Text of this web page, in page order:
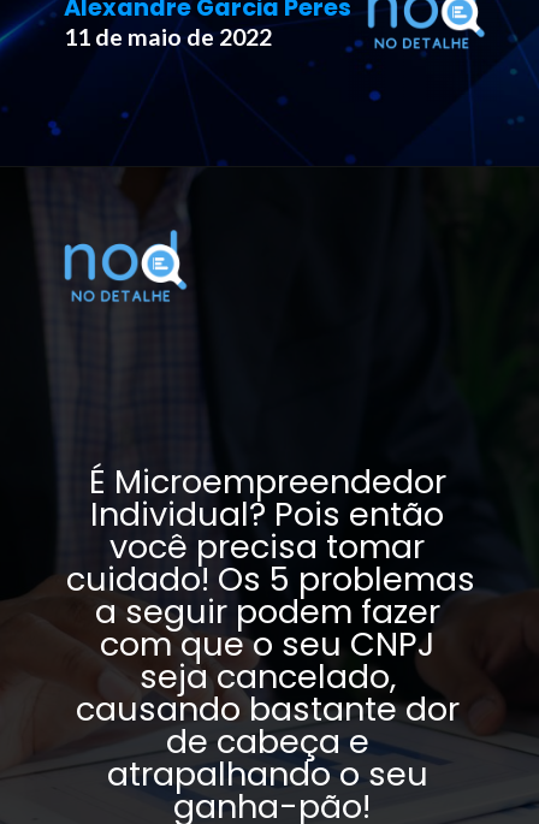
11 de maio de 2022
Alexandre Garcia Peres
É Microempreendedor
Individual? Pois então
você precisa tomar
cuidado! Os 5 problemas
a seguir podem fazer
com que o seu CNPJ
seja cancelado,
causando bastante dor
de cabeça e
atrapalhando o seu
ganha-pão!